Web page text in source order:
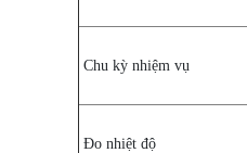
Chu kỳ nhiệm vụ
Đo nhiệt độ